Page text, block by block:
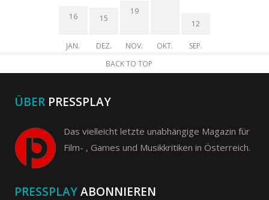
16
JAN.
15
DEZ.
19
NOV. OKT.
12
SEP.
BACK TO TOP
ÜBER PRESSPLAY
Das vielleicht letzte unabhängige Magazin für
Film- , Games und Musikkritiken in Österreich.
PRESSPLAYABONNIEREN